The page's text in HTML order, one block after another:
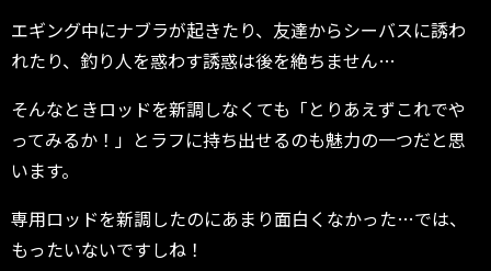
エギング中にナブラが起きたり、友達からシーバスに誘わ
れたり、釣り人を惑わす誘惑は後を絶ちません…
そんなときロッドを新調しなくても「とりあえずこれでや
ってみるか！」とラフに持ち出せるのも魅力の一つだと思
います。
専用ロッドを新調したのにあまり面白くなかった…では、
もったいないですしね！